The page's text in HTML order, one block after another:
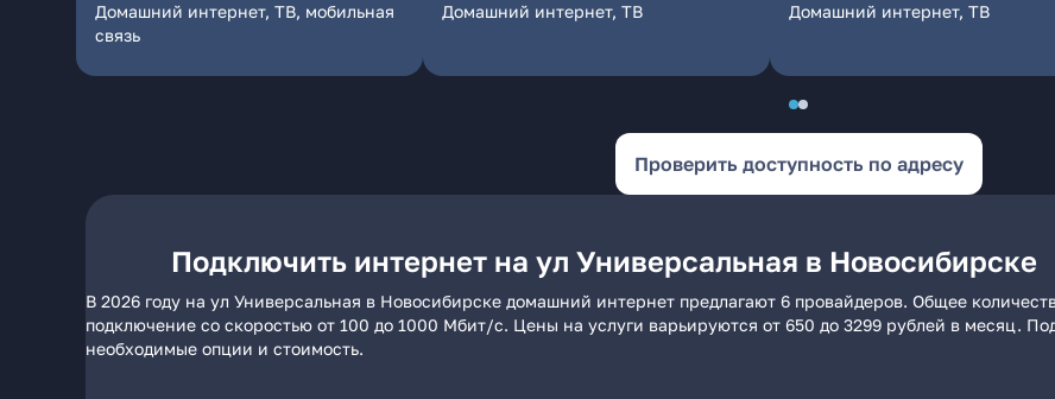
Домашний интернет, ТВ, мобильная
связь
Домашний интернет, ТВ Домашний интернет, ТВ
Проверить доступность по адресу
Подключить интернет на ул Универсальная в Новосибирске
В 2026 году на ул Универсальная в Новосибирске домашний интернет предлагают 6 провайдеров. Общее
подключение со скоростью от 100 до 1000 Мбит/с. Цены на услуги варьируются от 650 до 3299 рублей в месяц.
необходимые опции и стоимость.